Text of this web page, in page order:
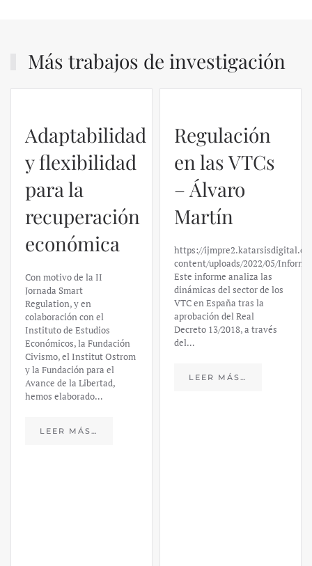
Más trabajos de investigación
Adaptabilidad
y flexibilidad
para la
recuperación
económica
Con motivo de la II
Jornada Smart
Regulation, y en
colaboración con el
Instituto de Estudios
Económicos, la Fundación
Civismo, el Institut Ostrom
y la Fundación para el
Avance de la Libertad,
hemos elaborado…
LEER MÁS…
Regulación
en las VTCs
– Álvaro
Martín
https://
content/uploads/2022/05/
Este informe analiza las
dinámicas del sector de los
VTC en España tras la
aprobación del Real
Decreto 13/2018, a través
del…
LEER MÁS…